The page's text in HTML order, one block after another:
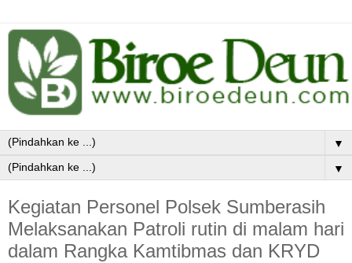
▼
▼
Kegiatan Personel Polsek Sumberasih
Melaksanakan Patroli rutin di malam hari
dalam Rangka Kamtibmas dan KRYD